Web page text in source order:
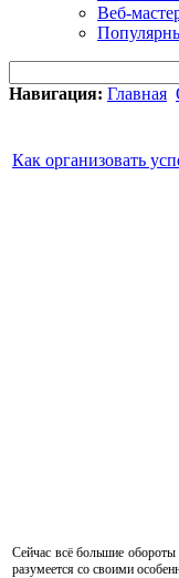
Веб-
Навигация: Главная
Как организовать
Сейчас всё большие обороты
разумеется со своими